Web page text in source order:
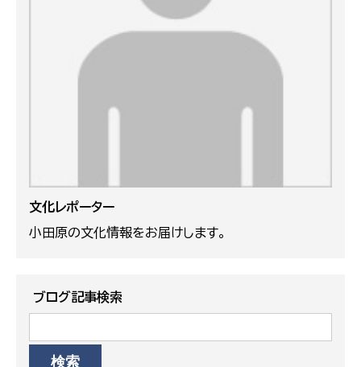
文化レポーター
小田原の文化情報をお届けします。
ブログ記事検索